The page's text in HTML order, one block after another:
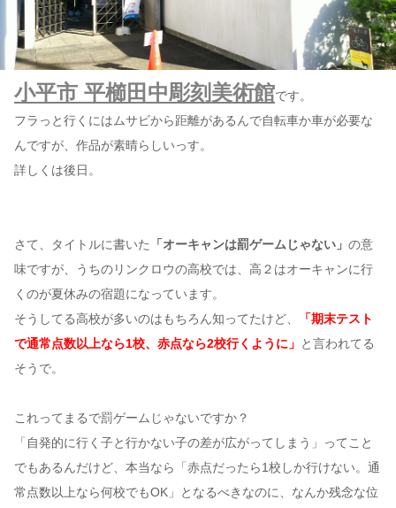
小平市 平櫛田中彫刻美術館です。
フラっと行くにはムサビから距離があるんで自転車か車が必要な
んですが、作品が素晴らしいっす。
詳しくは後日。
さて、タイトルに書いた 「オーキャンは罰ゲームじゃない」 の意
味ですが、うちのリンクロウの高校では、高２はオーキャンに行
くのが夏休みの宿題になっています。
そうしてる高校が多いのはもちろん知ってたけど、
「期末テスト
で通常点数以上なら1校、赤点なら2校行くように」 と言われてる
そうで。
これってまるで罰ゲームじゃないですか？
「自発的に行く子と行かない子の差が広がってしまう」ってこと
でもあるんだけど、本当なら「赤点だったら1校しか行けない。通
常点数以上なら何校でもOK」となるべきなのに、なんか残念な位